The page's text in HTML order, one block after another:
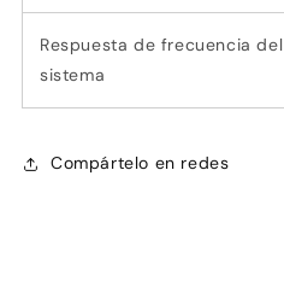
Respuesta de frecuencia del
sistema
Compártelo en redes